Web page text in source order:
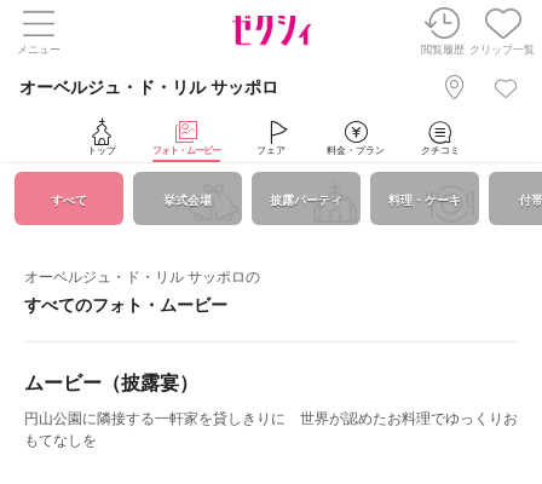
メニュー 閲覧履歴 クリップ一覧
オーベルジュ・ド・リル サッポロ
トップ フォト・ムービー フェア 料金・プラン クチコミ
すべて 挙式会場 披露パーティ 料理・ケーキ 付
オーベルジュ・ド・リル サッポロの
すべてのフォト・ムービー
ムービー（披露宴）
円山公園に隣接する一軒家を貸しきりに 世界が認めたお料理でゆっくりお
もてなしを